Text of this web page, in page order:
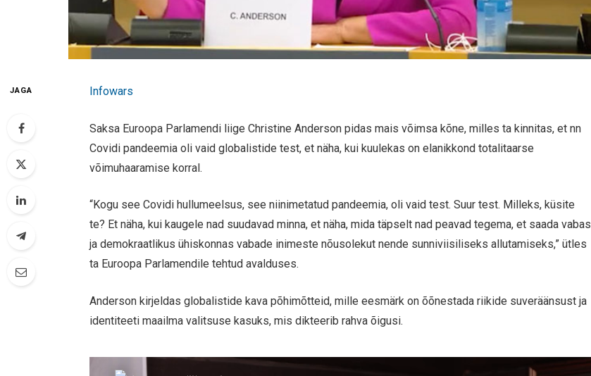
JAGA Infowars
Saksa Euroopa Parlamendi liige Christine Anderson pidas mais võimsa kõne, milles ta kinnitas, et nn
Covidi pandeemia oli vaid globalistide test, et näha, kui kuulekas on elanikkond totalitaarse
võimuhaaramise korral.
“Kogu see Covidi hullumeelsus, see niinimetatud pandeemia, oli vaid test. Suur test. Milleks, küsite
te? Et näha, kui kaugele nad suudavad minna, et näha, mida täpselt nad peavad tegema, et saada vabas
ja demokraatlikus ühiskonnas vabade inimeste nõusolekut nende sunniviisiliseks allutamiseks,” ütles
ta Euroopa Parlamendile tehtud avalduses.
Anderson kirjeldas globalistide kava põhimõtteid, mille eesmärk on õõnestada riikide suveräänsust ja
identiteeti maailma valitsuse kasuks, mis dikteerib rahva õigusi.